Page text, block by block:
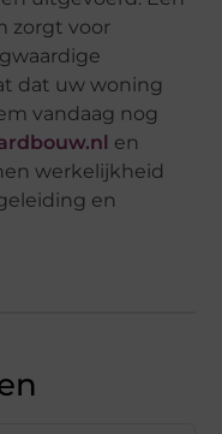
zorgt voor
dat uw woning
vandaag nog
en
werkelijkheid
en